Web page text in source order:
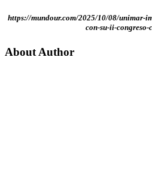
https://mundour.com/2025/10/08/unimar-
con-su-ii-
About Author